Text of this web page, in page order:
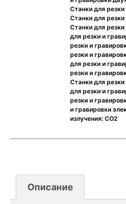
Станки для
Станки для
Станки для
для резки и
резки и
резки и
для резки и
резки и
Станки для
для резки и
резки и
и гравировки
излучения: СО2
Описание